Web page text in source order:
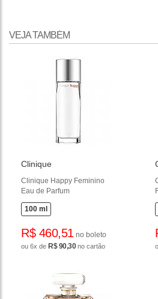
VEJA TAMBÉM
Clinique
Clinique Happy Feminino
Eau de Parfum
100 ml
R$ 460,51 no boleto
ou 6x de R$ 90,30no cartão